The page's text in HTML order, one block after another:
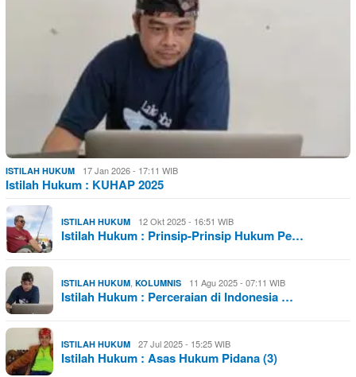
ISTILAH HUKUM 17 Jan 2026 - 17:11 WIB
Istilah Hukum : KUHAP 2025
ISTILAH HUKUM 12 Okt 2025 - 16:51 WIB
Istilah Hukum : Prinsip-Prinsip Hukum Pe…
ISTILAH HUKUM, KOLUMNIS 11 Agu 2025 - 07:11 WIB
Istilah Hukum : Perceraian di Indonesia …
ISTILAH HUKUM 27 Jul 2025 - 15:25 WIB
Istilah Hukum : Asas Hukum Pidana (3)